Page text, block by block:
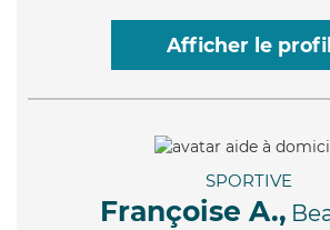
Afficher le profil
SPORTIVE
Françoise A.,